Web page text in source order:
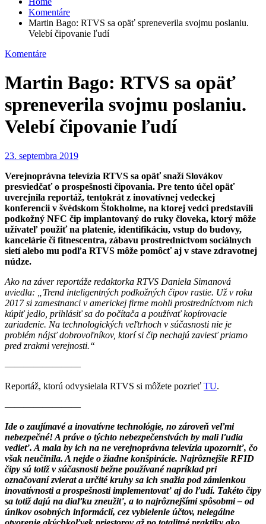
Komentáre
Martin Bago: RTVS sa opäť spreneverila svojmu poslaniu.
Velebí čipovanie ľudí
Komentáre
Martin Bago: RTVS sa opäť
spreneverila svojmu poslaniu.
Velebí čipovanie ľudí
23. septembra 2019
Verejnoprávna televízia RTVS sa opäť snaží Slovákov
presviedčať o prospešnosti čipovania. Pre tento účel opäť
uverejnila reportáž, tentokrát z inovatívnej vedeckej
konferencii v švédskom Štokholme, na ktorej vedci predstavili
podkožný NFC čip implantovaný do ruky človeka, ktorý môže
užívateľ použiť na platenie, identifikáciu, vstup do budovy,
kancelárie či fitnescentra, zábavu prostredníctvom sociálnych
sietí alebo mu podľa RTVS môže pomôcť aj v stave zdravotnej
núdze.
Ako na záver reportáže redaktorka RTVS Daniela Simanová
uviedla: „Trend inteligentných podkožných čipov rastie. Už v roku
2017 si zamestnanci v americkej firme mohli prostredníctvom nich
kúpiť jedlo, prihlásiť sa do počítača a používať kopírovacie
zariadenie. Na technologických veľtrhoch v súčasnosti nie je
problém nájsť dobrovoľníkov, ktorí si čip nechajú zaviesť priamo
pred zrakmi verejnosti.“
————————
Reportáž, ktorú odvysielala RTVS si môžete pozrieť TU.
————————
Ide o zaujímavé a inovatívne technológie, no zároveň veľmi
nebezpečné! A práve o týchto nebezpečenstvách by mali ľudia
vedieť. A mala by ich na ne verejnoprávna televízia upozorniť, čo
však neučinila. A nejde o žiadne konšpirácie. Najrôznejšie RFID
čipy sú totiž v súčasnosti bežne používané napríklad pri
označovaní zvierat a určité kruhy sa ich snažia pod zámienkou
inovatívnosti a prospešnosti implementovať aj do ľudí. Takéto čipy
sa totiž dajú na diaľku zneužiť, a to najrôznejšími spôsobmi – od
únikov osobných informácií, cez vybielenie účtov, nelegálne